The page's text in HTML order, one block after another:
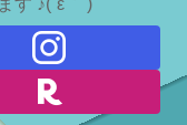
す ♪(´ε｀ )